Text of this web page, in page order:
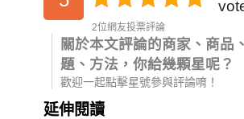
2位網友投票評論
關於本文評論的商家、商品
題、方法，你給幾顆星呢？
歡迎一起點擊星號參與評論唷！
延伸閱讀